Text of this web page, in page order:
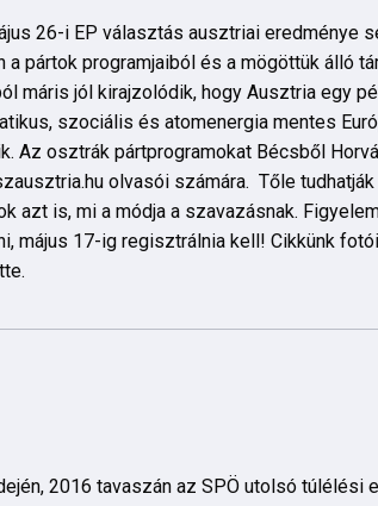
26-i EP választás ausztriai eredménye
a pártok programjaiból és a mögöttük álló
máris jól kirajzolódik, hogy Ausztria egy
szociális és atomenergia mentes
Az osztrák pártprogramokat Bécsből
olvasói számára. Tőle
azt is, mi a módja a szavazásnak.
május 17-ig regisztrálnia kell! Cikkünk
2016 tavaszán az SPÖ utolsó túlélési